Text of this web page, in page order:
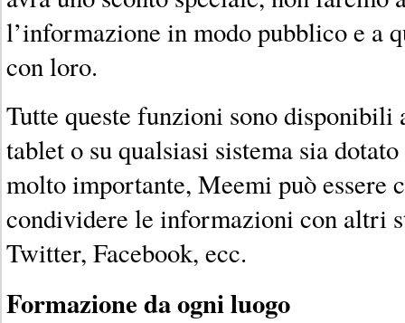
l’informazione in modo pubblico e a
con loro.
Tutte queste funzioni sono disponibili
tablet o su qualsiasi sistema sia
molto importante, Meemi può essere
condividere le informazioni con altri
Twitter, Facebook, ecc.
Formazione da ogni luogo